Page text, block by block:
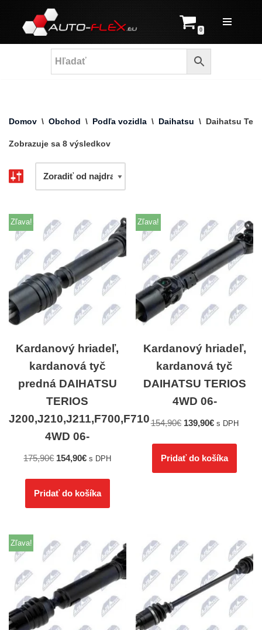
Prejsť
na
0
Domov \ Obchod \ Podľa vozidla \ Daihatsu \ Daihatsu
Zobrazuje sa 8 výsledkov
Zľava!
Kardanový hriadeľ,
kardanová tyč
predná DAIHATSU
TERIOS
J200,J210,J211,F700,F710
4WD 06-
175,90€ 154,90€ s DPH
Pridať do košíka
Zľava!
Kardanový hriadeľ,
kardanová tyč
DAIHATSU TERIOS
4WD 06-
154,90€ 139,90€ s DPH
Pridať do košíka
Zľava!